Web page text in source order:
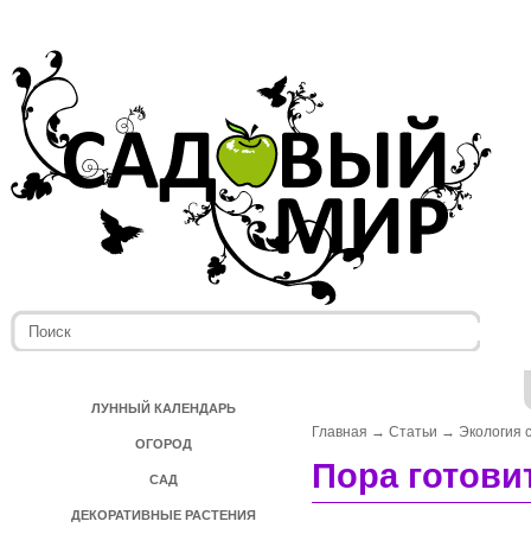
ЛУННЫЙ КАЛЕНДАРЬ
ОГОРОД
САД
ДЕКОРАТИВНЫЕ РАСТЕНИЯ
Главная → Статьи → Экология
Пора